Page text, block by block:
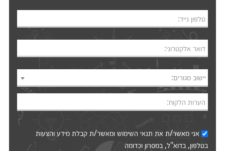
טלפון נייד:
דואר אלקטרוני:
יישוב מגורים:
הערות הלקוח:
אני מאשר/ת את תנאי השימושומאשר/ת קבלת מידע והצעות
בטלפון, בדוא"ל, במסרון וכדומה‎‎